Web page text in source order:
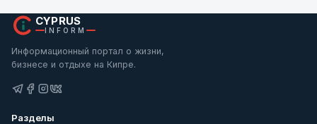
CYPRUS
INFORM
Информационный портал о жизни,
бизнесе и отдыхе на Кипре.
Разделы